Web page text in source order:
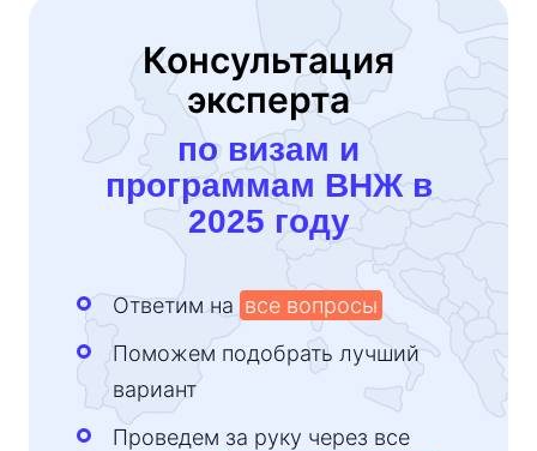
Консультация
эксперта
по визам и
программам ВНЖ в
2025 году
Ответим на все вопросы
Поможем подобрать лучший
вариант
Проведем за руку через все